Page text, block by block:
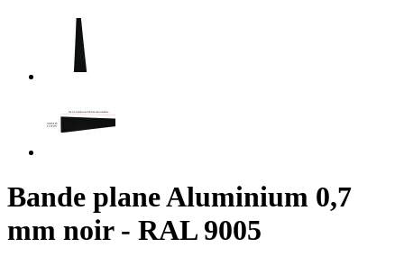
Bande plane Aluminium 0,7
mm noir - RAL 9005